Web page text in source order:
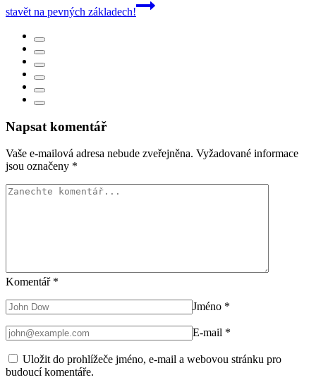
stavět na pevných základech!
Napsat komentář
Vaše e-mailová adresa nebude zveřejněna. Vyžadované informace
jsou označeny *
Komentář *
Jméno *
E-mail *
Uložit do prohlížeče jméno, e-mail a webovou stránku pro
budoucí komentáře.